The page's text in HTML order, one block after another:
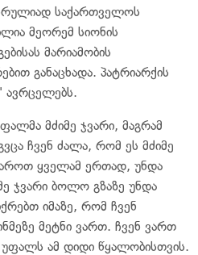
სრულიად საქართველოს
მეორემ სიონის
მარიამობის
განაცხადა. პატრიარქის
ავრცელებს.
მძიმე ჯვარი, მაგრამ
ჩვენ ძალა, რომ ეს მძიმე
ყველამ ერთად, უნდა
ჯვარი ბოლო გზაზე უნდა
იმაზე, რომ ჩვენ
მეტნი ვართ. ჩვენ ვართ
ამ დიდი წყალობისთვის.